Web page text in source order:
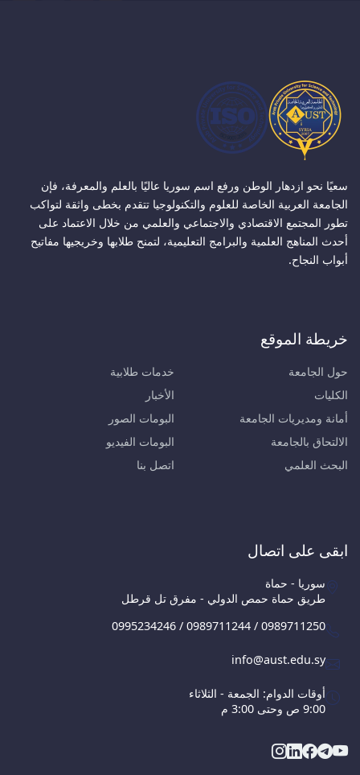
سعيًا نحو ازدهار الوطن ورفع اسم سوريا عاليًا بالعلم والمعرفة، فإن
الجامعة العربية الخاصة للعلوم والتكنولوجيا تتقدم بخطى واثقة لتواكب
تطور المجتمع الاقتصادي والاجتماعي والعلمي من خلال الاعتماد على
أحدث المناهج العلمية والبرامج التعليمية، لتمنح طلابها وخريجيها مفاتيح
أبواب النجاح.
خريطة الموقع
حول الجامعة
الكليات
أمانة ومديريات الجامعة
الالتحاق بالجامعة
البحث العلمي
خدمات طلابية
الأخبار
البومات الصور
البومات الفيديو
اتصل بنا
ابقى على اتصال
سوريا - حماة
طريق حماة حمص الدولي - مفرق تل قرطل
0995234246 / 0989711244 / 0989711250
info@aust.edu.sy
أوقات الدوام: الجمعة - الثلاثاء
9:00 ص وحتى 3:00 م